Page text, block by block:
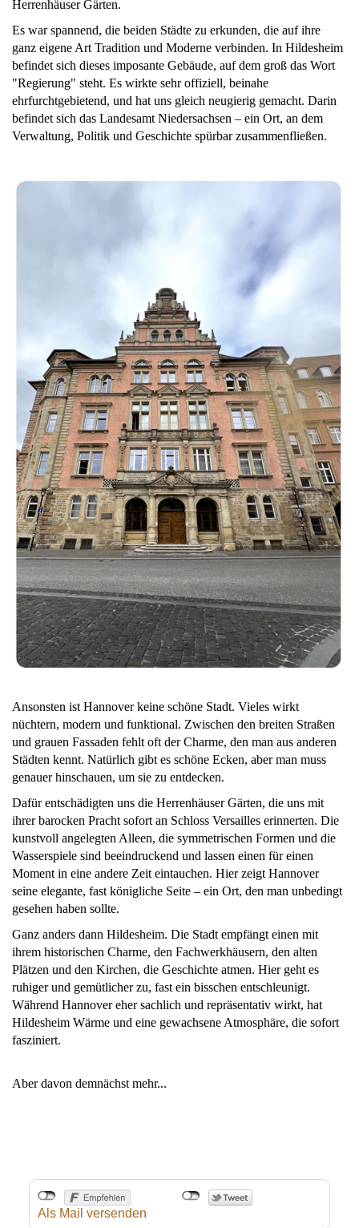
Herrenhäuser Gärten.
Es war spannend, die beiden Städte zu erkunden, die auf ihre
ganz eigene Art Tradition und Moderne verbinden. In Hildesheim
befindet sich dieses imposante Gebäude, auf dem groß das Wort
"Regierung" steht. Es wirkte sehr offiziell, beinahe
ehrfurchtgebietend, und hat uns gleich neugierig gemacht. Darin
befindet sich das Landesamt Niedersachsen – ein Ort, an dem
Verwaltung, Politik und Geschichte spürbar zusammenfließen.
Ansonsten ist Hannover keine schöne Stadt. Vieles wirkt
nüchtern, modern und funktional. Zwischen den breiten Straßen
und grauen Fassaden fehlt oft der Charme, den man aus anderen
Städten kennt. Natürlich gibt es schöne Ecken, aber man muss
genauer hinschauen, um sie zu entdecken.
Dafür entschädigten uns die Herrenhäuser Gärten, die uns mit
ihrer barocken Pracht sofort an Schloss Versailles erinnerten. Die
kunstvoll angelegten Alleen, die symmetrischen Formen und die
Wasserspiele sind beeindruckend und lassen einen für einen
Moment in eine andere Zeit eintauchen. Hier zeigt Hannover
seine elegante, fast königliche Seite – ein Ort, den man unbedingt
gesehen haben sollte.
Ganz anders dann Hildesheim. Die Stadt empfängt einen mit
ihrem historischen Charme, den Fachwerkhäusern, den alten
Plätzen und den Kirchen, die Geschichte atmen. Hier geht es
ruhiger und gemütlicher zu, fast ein bisschen entschleunigt.
Während Hannover eher sachlich und repräsentativ wirkt, hat
Hildesheim Wärme und eine gewachsene Atmosphäre, die sofort
fasziniert.
Aber davon demnächst mehr...
Als Mail versenden